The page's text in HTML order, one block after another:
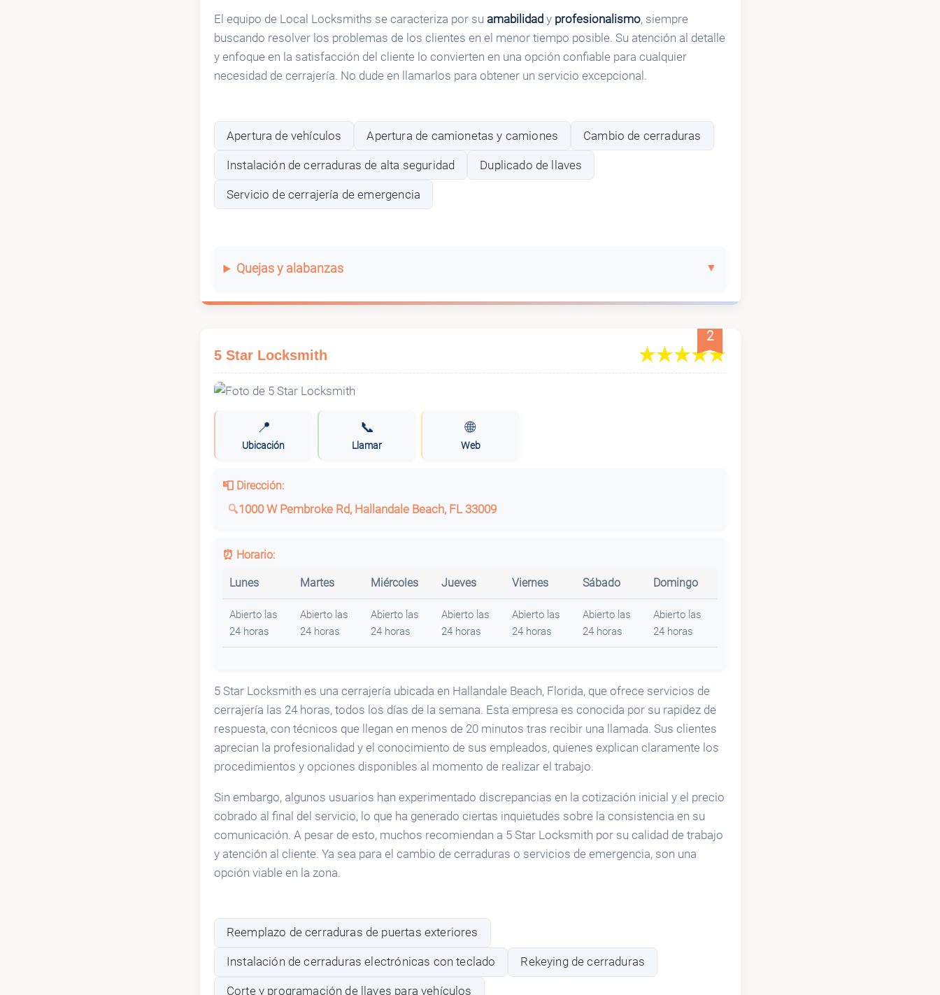
El equipo de Local Locksmiths se caracteriza por su amabilidad y profesionalismo, siempre
buscando resolver los problemas de los clientes en el menor tiempo posible. Su atención al detalle
y enfoque en la satisfacción del cliente lo convierten en una opción confiable para cualquier
necesidad de cerrajería. No dude en llamarlos para obtener un servicio excepcional.
Apertura de vehículos Apertura de camionetas y camiones Cambio de cerraduras
Instalación de cerraduras de alta seguridad Duplicado de llaves
Servicio de cerrajería de emergencia
Quejas y alabanzas
2
5 Star Locksmith
📍
Ubicación
📞
Llamar
🌐
Web
📮 Dirección:
1000 W Pembroke Rd, Hallandale Beach, FL 33009
⏰ Horario:
Lunes Martes Miércoles Jueves Viernes Sábado Domingo
Abierto las
24 horas
Abierto las
24 horas
Abierto las
24 horas
Abierto las
24 horas
Abierto las
24 horas
Abierto las
24 horas
Abierto las
24 horas
5 Star Locksmith es una cerrajería ubicada en Hallandale Beach, Florida, que ofrece servicios de
cerrajería las 24 horas, todos los días de la semana. Esta empresa es conocida por su rapidez de
respuesta, con técnicos que llegan en menos de 20 minutos tras recibir una llamada. Sus clientes
aprecian la profesionalidad y el conocimiento de sus empleados, quienes explican claramente los
procedimientos y opciones disponibles al momento de realizar el trabajo.
Sin embargo, algunos usuarios han experimentado discrepancias en la cotización inicial y el precio
cobrado al final del servicio, lo que ha generado ciertas inquietudes sobre la consistencia en su
comunicación. A pesar de esto, muchos recomiendan a 5 Star Locksmith por su calidad de trabajo
y atención al cliente. Ya sea para el cambio de cerraduras o servicios de emergencia, son una
opción viable en la zona.
Reemplazo de cerraduras de puertas exteriores
Instalación de cerraduras electrónicas con teclado Rekeying de cerraduras
Corte y programación de llaves para vehículos